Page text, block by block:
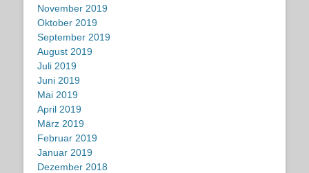
November 2019
Oktober 2019
September 2019
August 2019
Juli 2019
Juni 2019
Mai 2019
April 2019
März 2019
Februar 2019
Januar 2019
Dezember 2018